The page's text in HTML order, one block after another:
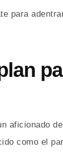
para
aficionado
como el